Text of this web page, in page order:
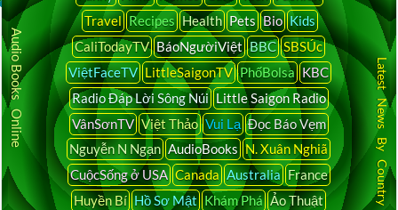
Travel Recipes Health Pets Bio Kids
CaliTodayTV BáoNgườiViệt BBC SBSÚc
ViệtFaceTV LittleSaigonTV PhốBolsa KBC
Radio Đáp Lời Sông Núi Little Saigon Radio
VânSơnTV Việt Thảo Vui Lạ Đọc Báo Vẹm
Nguyễn N Ngạn AudioBooks N. Xuân Nghiã
CuộcSống ở USA Canada Australia France
Huyền Bí Hồ Sơ Mật Khám Phá Ảo Thuật
Audio Books Online Latest News By Country